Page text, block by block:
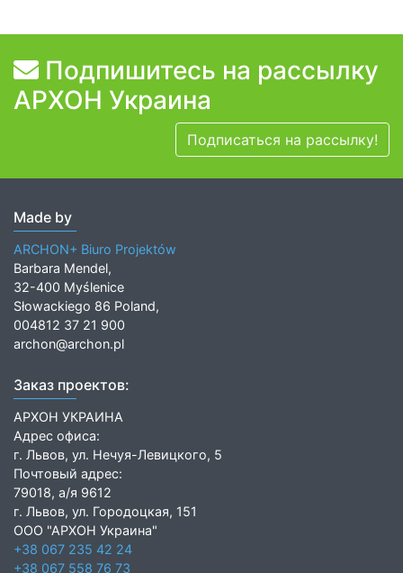
Подпишитесь на рассылку
АРХОН Украина
Подписаться на рассылку!
Made by
ARCHON+ Biuro Projektów
Barbara Mendel,
32-400 Myślenice
Słowackiego 86 Poland,
004812 37 21 900
archon@archon.pl
Заказ проектов:
АРХОН УКРАИНА
Адрес офиса:
г. Львов, ул. Нечуя-Левицкого, 5
Почтовый адрес:
79018, а/я 9612
г. Львов, ул. Городоцкая, 151
ООО "АРХОН Украина"
+38 067 235 42 24
+38 067 558 76 73